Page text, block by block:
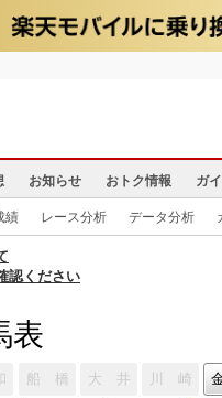
お知らせ おトク情報 ガ
績 レース分析 データ分析
認ください
表
船 橋 大 井 川 崎